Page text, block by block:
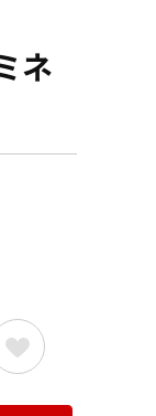
ネ